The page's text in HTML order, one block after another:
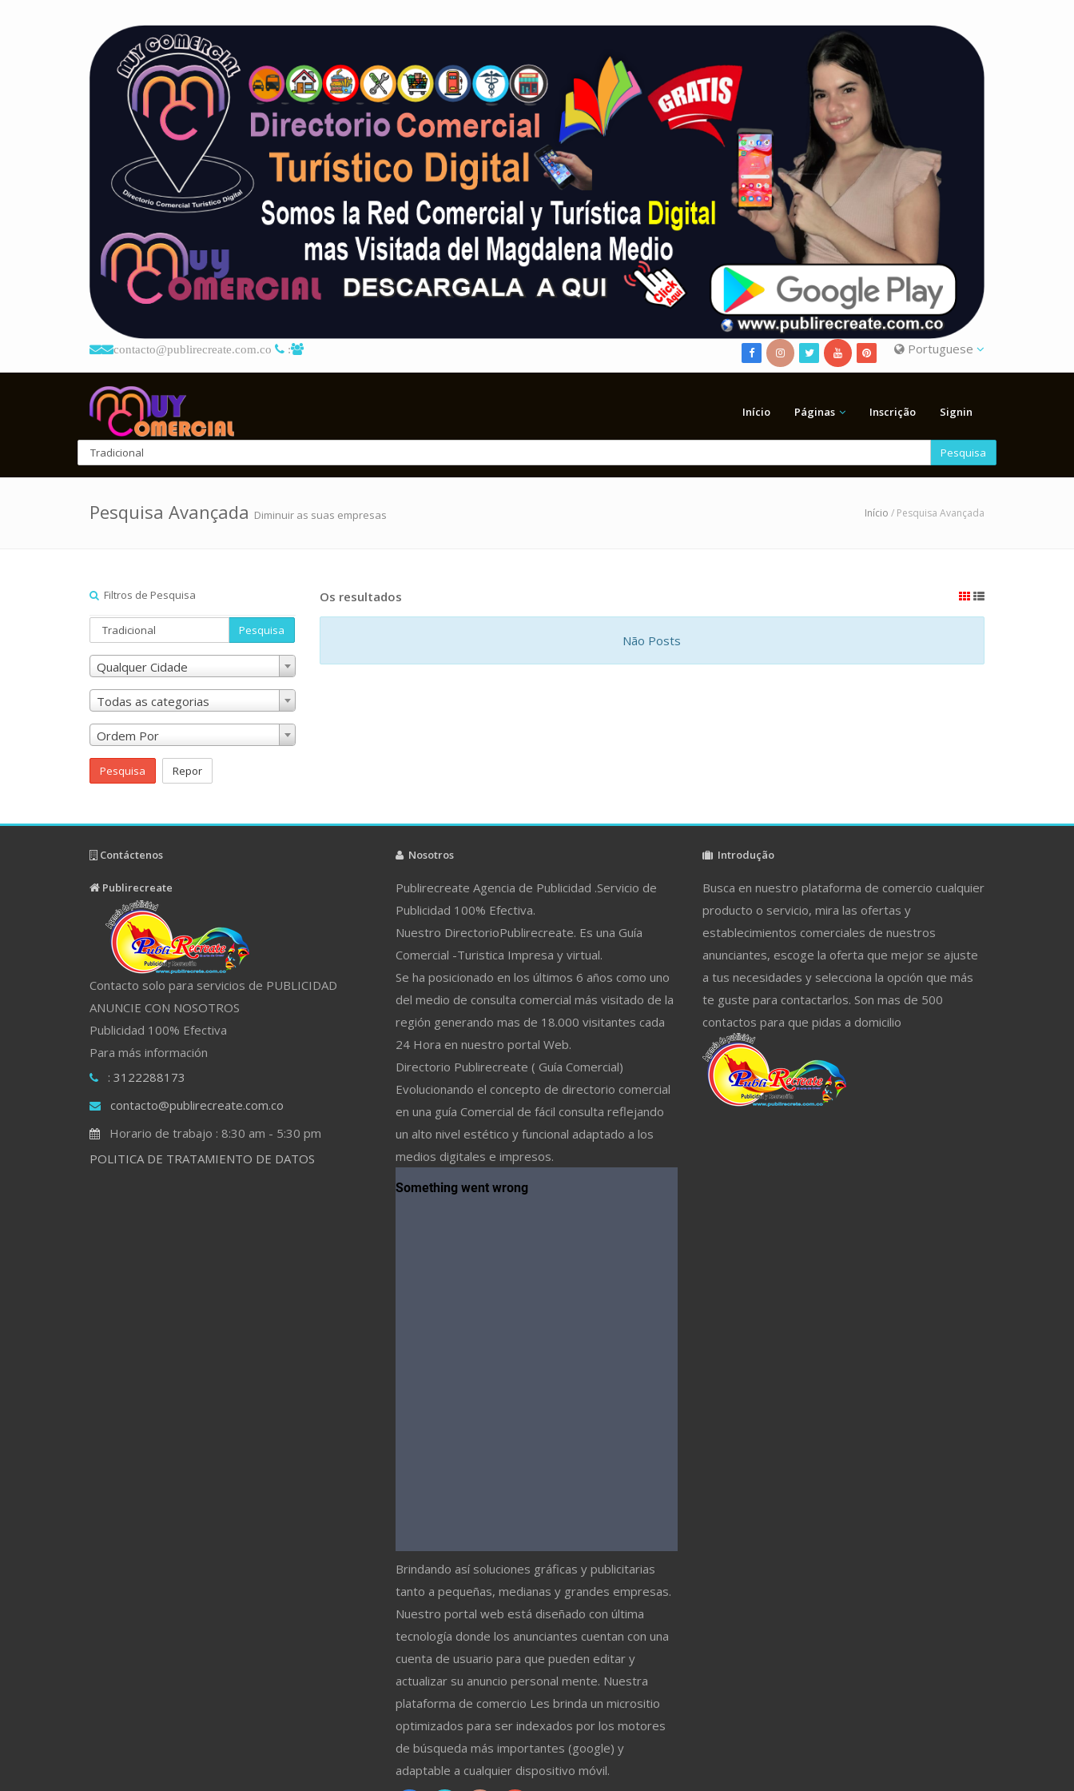
contacto@publirecreate.com.co : Portuguese
Início Páginas Inscrição Signin
Pesquisa
Pesquisa Avançada Diminuir as suas empresas Início / Pesquisa Avançada
Filtros de Pesquisa
Pesquisa
Qualquer Cidade
Todas as categorias
Ordem Por
Pesquisa Repor
Os resultados
Não Posts
Contáctenos
Publirecreate
Contacto solo para servicios de PUBLICIDAD
ANUNCIE CON NOSOTROS
Publicidad 100% Efectiva
Para más información
: 3122288173
contacto@publirecreate.com.co
Horario de trabajo : 8:30 am - 5:30 pm
POLITICA DE TRATAMIENTO DE DATOS
Nosotros
Publirecreate Agencia de Publicidad .Servicio de
Publicidad 100% Efectiva.
Nuestro DirectorioPublirecreate. Es una Guía
Comercial -Turistica Impresa y virtual.
Se ha posicionado en los últimos 6 años como uno
del medio de consulta comercial más visitado de la
región generando mas de 18.000 visitantes cada
24 Hora en nuestro portal Web.
Directorio Publirecreate ( Guía Comercial)
Evolucionando el concepto de directorio comercial
en una guía Comercial de fácil consulta reflejando
un alto nivel estético y funcional adaptado a los
medios digitales e impresos.
Brindando así soluciones gráficas y publicitarias
tanto a pequeñas, medianas y grandes empresas.
Nuestro portal web está diseñado con última
tecnología donde los anunciantes cuentan con una
cuenta de usuario para que pueden editar y
actualizar su anuncio personal mente. Nuestra
plataforma de comercio Les brinda un micrositio
optimizados para ser indexados por los motores
de búsqueda más importantes (google) y
adaptable a cualquier dispositivo móvil.
Introdução
Busca en nuestro plataforma de comercio cualquier
producto o servicio, mira las ofertas y
establecimientos comerciales de nuestros
anunciantes, escoge la oferta que mejor se ajuste
a tus necesidades y selecciona la opción que más
te guste para contactarlos. Son mas de 500
contactos para que pidas a domicilio